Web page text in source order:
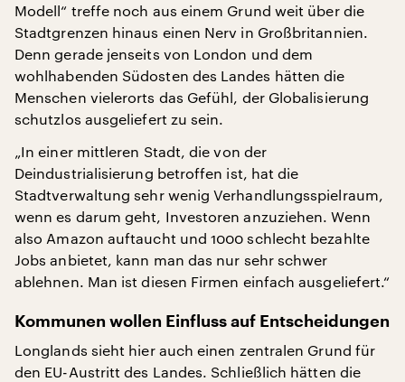
Modell“ treffe noch aus einem Grund weit über die
Stadtgrenzen hinaus einen Nerv in Großbritannien.
Denn gerade jenseits von London und dem
wohlhabenden Südosten des Landes hätten die
Menschen vielerorts das Gefühl, der Globalisierung
schutzlos ausgeliefert zu sein.
„In einer mittleren Stadt, die von der
Deindustrialisierung betroffen ist, hat die
Stadtverwaltung sehr wenig Verhandlungsspielraum,
wenn es darum geht, Investoren anzuziehen. Wenn
also Amazon auftaucht und 1000 schlecht bezahlte
Jobs anbietet, kann man das nur sehr schwer
ablehnen. Man ist diesen Firmen einfach ausgeliefert.“
Kommunen wollen Einfluss auf Entscheidungen
Longlands sieht hier auch einen zentralen Grund für
den EU-Austritt des Landes. Schließlich hätten die